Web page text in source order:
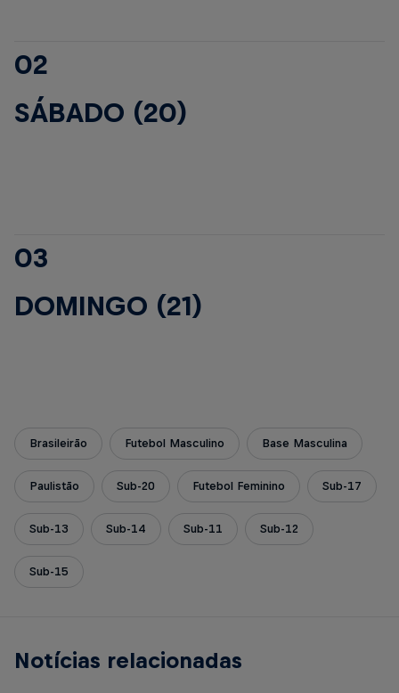
02
SÁBADO (20)
03
DOMINGO (21)
Brasileirão Futebol Masculino Base Masculina
Paulistão Sub-20 Futebol Feminino Sub-17
Sub-13 Sub-14 Sub-11 Sub-12
Sub-15
Notícias relacionadas